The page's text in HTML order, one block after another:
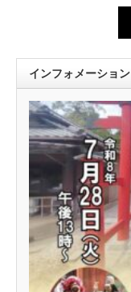
インフォメーション